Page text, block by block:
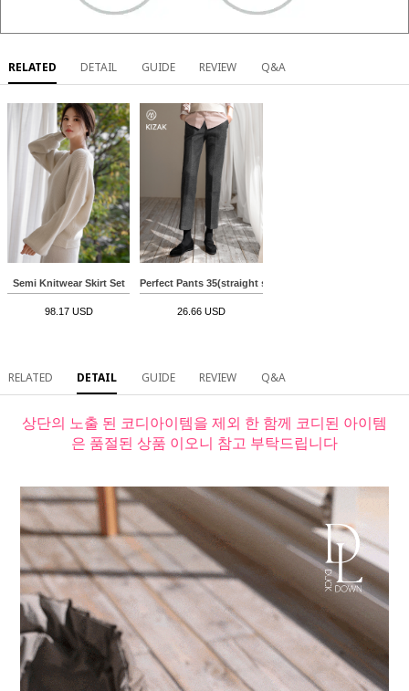
RELATED DETAIL GUIDE REVIEW Q&A
Semi Knitwear Skirt Set
98.17 USD
Perfect Pants 35(straight slacks) MA11181
26.66 USD
RELATED DETAIL GUIDE REVIEW Q&A
상단의 노출 된 코디아이템을 제외 한 함께 코디된 아이템
은 품절된 상품 이오니 참고 부탁드립니다